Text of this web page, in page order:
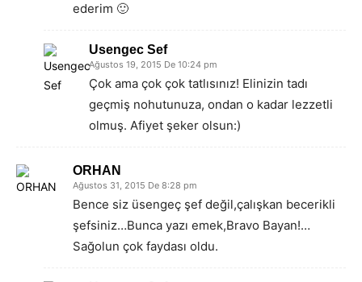
ederim 🙂
Usengec Sef
Ağustos 19, 2015 De 10:24 pm
Çok ama çok çok tatlısınız! Elinizin tadı
geçmiş nohutunuza, ondan o kadar lezzetli
olmuş. Afiyet şeker olsun:)
ORHAN
Ağustos 31, 2015 De 8:28 pm
Bence siz üsengeç şef değil,çalışkan becerikli
şefsiniz…Bunca yazı emek,Bravo Bayan!…
Sağolun çok faydası oldu.